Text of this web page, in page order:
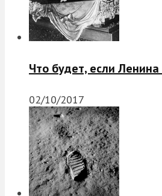
Что будет, если
02/10/2017